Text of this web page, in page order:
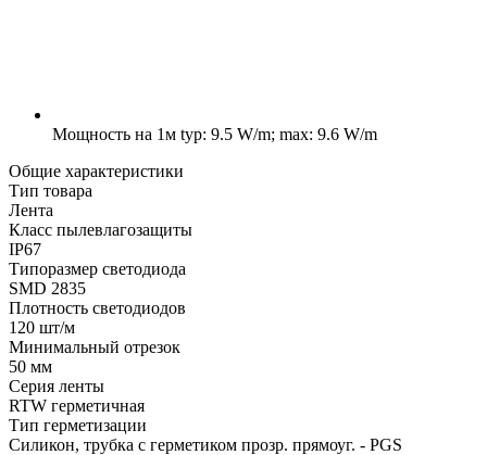
Мощность на 1м typ: 9.5 W/m; max: 9.6 W/m
Общие характеристики
Тип товара
Лента
Класс пылевлагозащиты
IP67
Типоразмер светодиода
SMD 2835
Плотность светодиодов
120 шт/м
Минимальный отрезок
50 мм
Серия ленты
RTW герметичная
Тип герметизации
Силикон, трубка с герметиком прозр. прямоуг. - PGS